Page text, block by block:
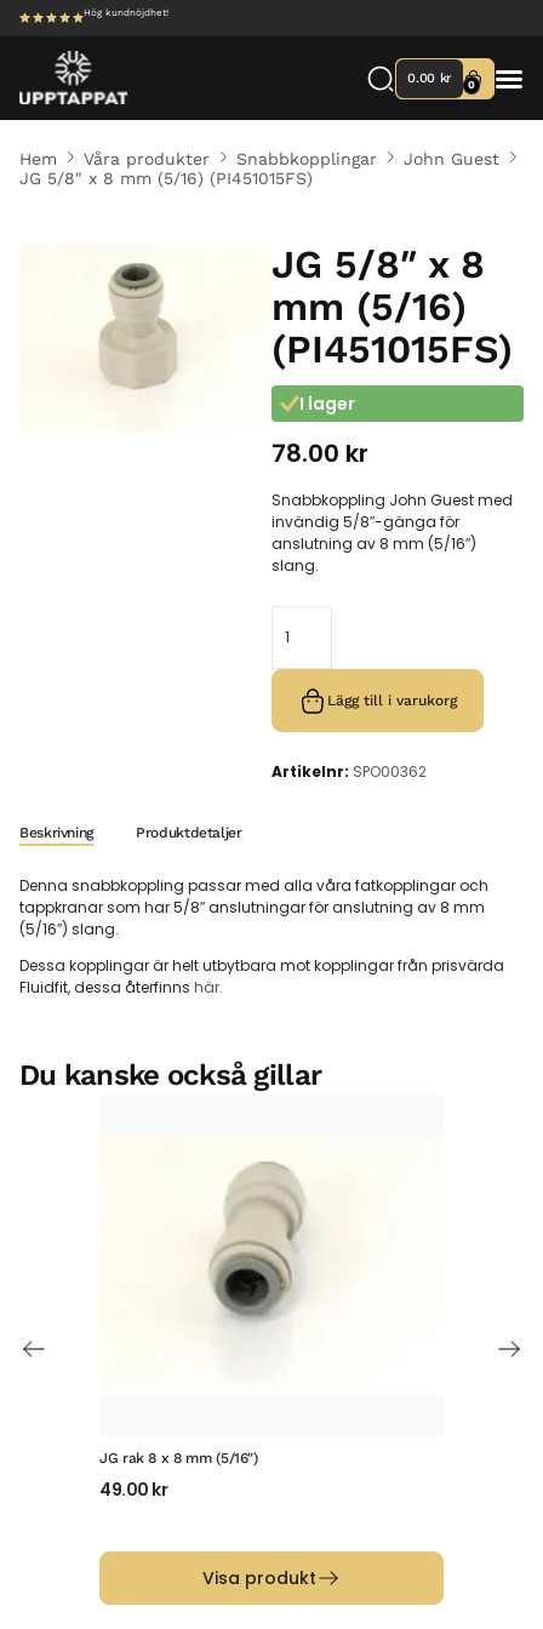
Hög kundnöjdhet!
0.00 kr 0
Hem Våra produkter Snabbkopplingar
John Guest
JG 5/8″ x 8 mm (5/16) (PI451015FS)
JG 5/8″ x 8
mm (5/16)
(PI451015FS)
I lager
78.00 kr
Snabbkoppling John Guest med
invändig 5/8″-gänga för
anslutning av 8 mm (5/16″)
slang.
Lägg till i varukorg
Artikelnr: SPO00362
Beskrivning Produktdetaljer
Denna snabbkoppling passar med alla våra fatkopplingar och
tappkranar som har 5/8″ anslutningar för anslutning av 8 mm
(5/16″) slang.
Dessa kopplingar är helt utbytbara mot kopplingar från prisvärda
Fluidfit, dessa återfinns här.
Du kanske också gillar
JG rak 8 x 8 mm (5/16″)
49.00 kr
Visa produkt